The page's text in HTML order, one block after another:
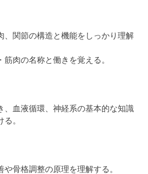
、関節の構造と機能をしっかり理解
筋肉の名称と働きを覚える。
、血液循環、神経系の基本的な知識
る。
や骨格調整の原理を理解する。